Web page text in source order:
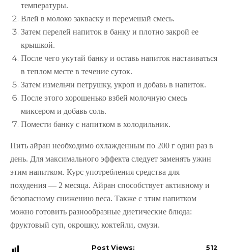
температуры.
Влей в молоко закваску и перемешай смесь.
Затем перелей напиток в банку и плотно закрой ее
крышкой.
После чего укутай банку и оставь напиток настаиваться
в теплом месте в течение суток.
Затем измельчи петрушку, укроп и добавь в напиток.
После этого хорошенько взбей молочную смесь
миксером и добавь соль.
Помести банку с напитком в холодильник.
Пить айран необходимо охлажденным по 200 г один раз в
день. Для максимального эффекта следует заменять ужин
этим напитком. Курс употребления средства для
похудения — 2 месяца. Айран способствует активному и
безопасному снижению веса. Также с этим напитком
можно готовить разнообразные диетические блюда:
фруктовый суп, окрошку, коктейли, смузи.
Post Views: 512